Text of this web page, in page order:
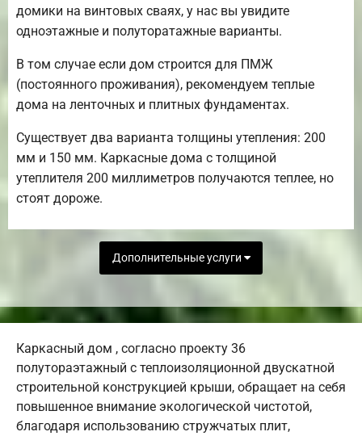
домики на винтовых сваях, у нас вы увидите
одноэтажные и полуторатажные варианты.
В том случае если дом строится для ПМЖ
(постоянного проживания), рекомендуем теплые
дома на ленточных и плитных фундаментах.
Существует два варианта толщины утепления: 200
мм и 150 мм. Каркасные дома с толщиной
утеплителя 200 миллиметров получаются теплее, но
стоят дороже.
Дополнительные услуги
Каркасный дом , согласно проекту 36
полутораэтажный с теплоизоляционной двускатной
строительной конструкцией крыши, обращает на себя
повышенное внимание экологической чистотой,
благодаря использованию стружчатых плит,